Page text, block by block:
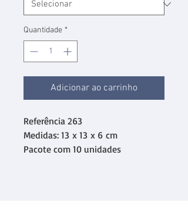
Quantidade *
Adicionar ao carrinho
Referência 263
Medidas: 13 x 13 x 6 cm
Pacote com 10 unidades